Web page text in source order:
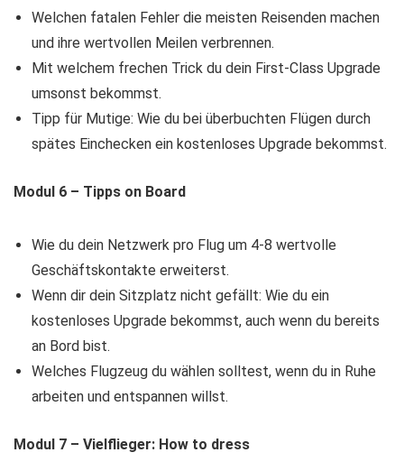
Welchen fatalen Fehler die meisten Reisenden machen
und ihre wertvollen Meilen verbrennen.
Mit welchem frechen Trick du dein First-Class Upgrade
umsonst bekommst.
Tipp für Mutige: Wie du bei überbuchten Flügen durch
spätes Einchecken ein kostenloses Upgrade bekommst.
Modul 6 – Tipps on Board
Wie du dein Netzwerk pro Flug um 4-8 wertvolle
Geschäftskontakte erweiterst.
​Wenn dir dein Sitzplatz nicht gefällt: Wie du ein
kostenloses Upgrade bekommst, auch wenn du bereits
an Bord bist.
​Welches Flugzeug du wählen solltest, wenn du in Ruhe
arbeiten und entspannen willst.
Modul 7 – Vielflieger: How to dress